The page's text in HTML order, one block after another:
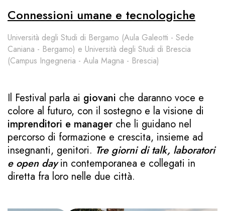
Connessioni umane e tecnologiche
Università degli Studi di Bergamo (Aula Galeotti - Sede
Caniana - Bergamo) e Università degli Studi di Brescia
(Campus Ingegneria - Aula Magna - Brescia)
Il Festival parla ai giovani che daranno voce e
colore al futuro, con il sostegno e la visione di
imprenditori e manager che li guidano nel
percorso di formazione e crescita, insieme ad
insegnanti, genitori. Tre giorni di talk, laboratori
e open dayin contemporanea e collegati in
diretta fra loro nelle due città.